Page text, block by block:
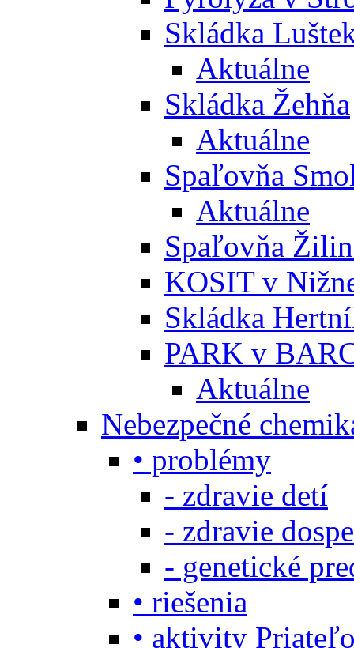
Skládka
Aktuálne
Skládka Žehňa
Aktuálne
Spaľovňa
Aktuálne
Spaľovňa
KOSIT v
Skládka
PARK v
Aktuálne
Nebezpečné
• problémy
- zdravie detí
- zdravie
- genetické
• riešenia
• aktivity